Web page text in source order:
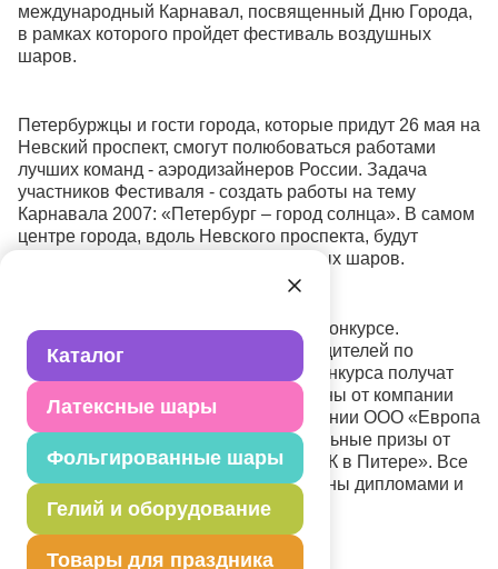
Каталог
Латексные шары
Фольгированные шары
Гелий и оборудование
Товары для праздника
международный Карнавал, посвященный Дню Города,
в рамках которого пройдет фестиваль воздушных
шаров.
Петербуржцы и гости города, которые придут 26 мая на
Невский проспект, смогут полюбоваться работами
лучших команд - аэродизайнеров России. Задача
участников Фестиваля - создать работы на тему
Карнавала 2007: «Петербург – город солнца». В самом
центре города, вдоль Невского проспекта, будут
воздвигнуты скульптуры из воздушных шаров.
Все скульптуры будут участвовать в конкурсе.
Карнавальное жюри определит победителей по
нескольким номинациям. Призеры конкурса получат
путевки на карнавалы в теплые страны от компании
«Алма Тур», денежный приз от компании ООО «Европа
Уно Трейд СПб» - 300 евро и специальные призы от
популярной петербургской газеты «МК в Питере». Все
участники Фестиваля будут награждены дипломами и
памятными сувенирами.